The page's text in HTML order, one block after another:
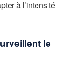
à l’intensité
le